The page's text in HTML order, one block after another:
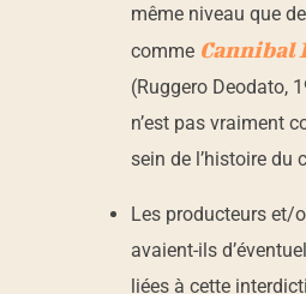
même niveau que
comme Cannibal
(Ruggero Deodato,
n’est pas vraiment
sein de l’histoire du
Les producteurs et/
avaient-ils
liées à cette